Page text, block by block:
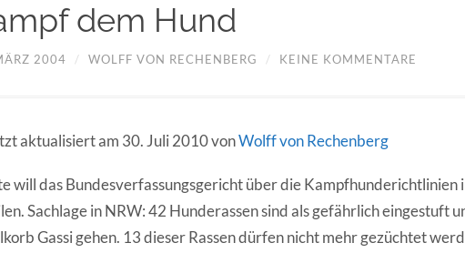
dem Hund
2004 / WOLFF VON RECHENBERG / KEINE KOMMENTARE
aktualisiert am 30. Juli 2010 vonWolff von Rechenberg
will das Bundesverfassungsgericht über die Kampfhunderichtlinien
Sachlage in NRW: 42 Hunderassen sind als gefährlich eingestuft
Gassi gehen. 13 dieser Rassen dürfen nicht mehr gezüchtet